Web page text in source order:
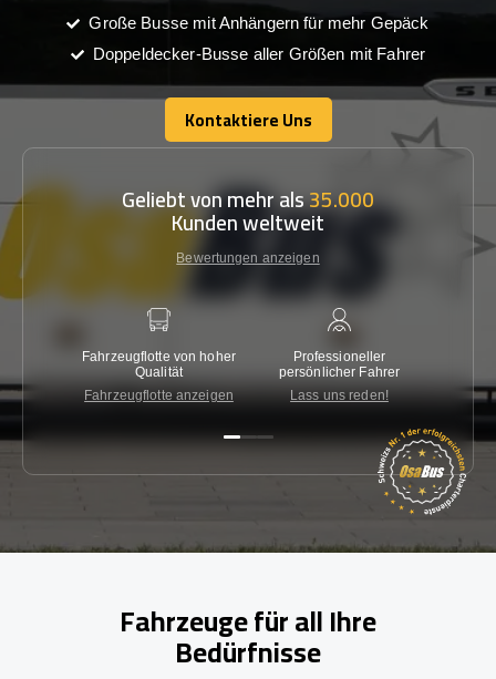
Große Busse mit Anhängern für mehr Gepäck
Doppeldecker-Busse aller Größen mit Fahrer
Kontaktiere Uns
Kontaktiere Uns
Geliebt von mehr als35.000
Kunden weltweit
Bewertungen anzeigen
Fahrzeugflotte von hoher
Qualität
Fahrzeugflotte anzeigen
Professioneller
persönlicher Fahrer
Lass uns reden!
Fahrzeuge für all Ihre
Bedürfnisse